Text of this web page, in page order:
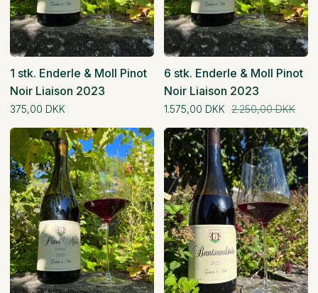
1 stk. Enderle & Moll Pinot
Noir Liaison 2023
375,00 DKK
6 stk. Enderle & Moll Pinot
Noir Liaison 2023
1.575,00 DKK Normal pris
2.250,00 DKK
12
stk.
1
stk.